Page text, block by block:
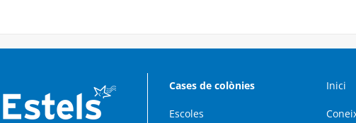
Cases de colònies Inici
Escoles